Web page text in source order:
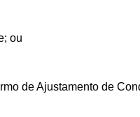
ou
de Ajustamento de